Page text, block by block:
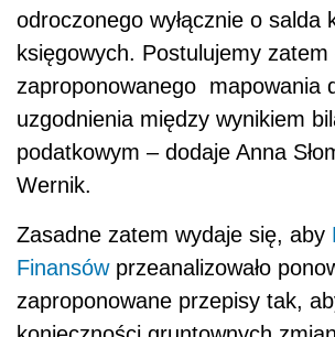
odroczonego wyłącznie o salda
księgowych. Postulujemy
zaproponowanego mapowania
uzgodnienia między wynikiem
podatkowym – dodaje Anna
Wernik.
Zasadne zatem wydaje się, aby
Finansówprzeanalizowało
zaproponowane przepisy tak,